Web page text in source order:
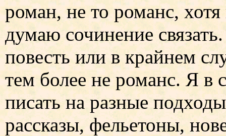
роман, не то романс,
думаю сочинение
повесть или в крайнем
тем более не романс. Я
писать на разные
рассказы, фельетоны,